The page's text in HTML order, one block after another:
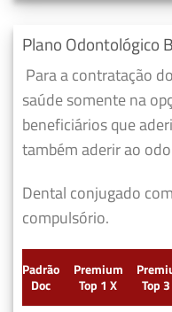
Plano Odontológico
Para a contratação
saúde somente na
beneficiários que
também aderir ao
Dental conjugado
compulsório.
Padrão
Doc
Premium
Top 1 X
Top